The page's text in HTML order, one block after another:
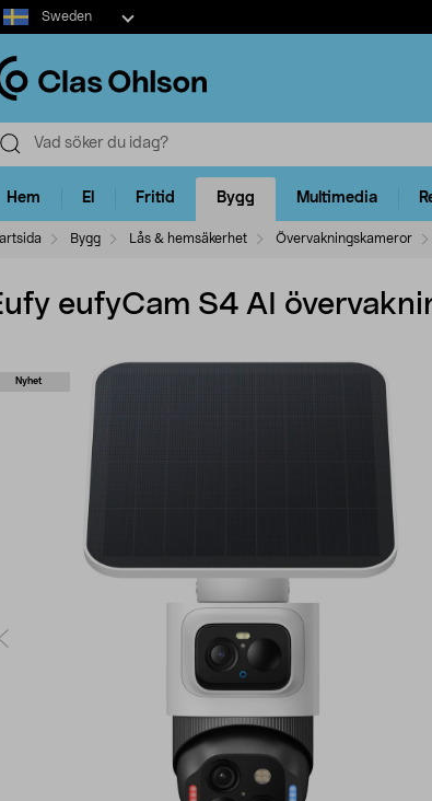
Sweden
Hem El Fritid Bygg Multimedia
Bygg Lås & hemsäkerhet Övervakningskameror
eufyCam S4 AI
Nyhet